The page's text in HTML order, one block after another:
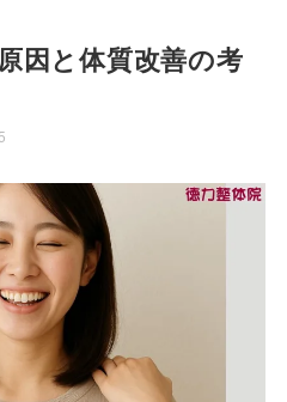
因と体質改善の考